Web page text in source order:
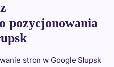
pozycjonowania
stron w Google Słupsk